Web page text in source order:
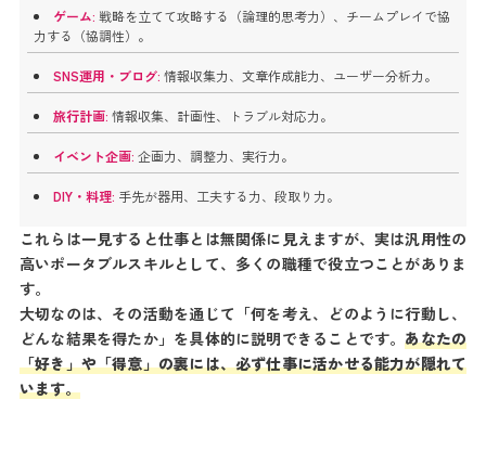
ゲーム: 戦略を立てて攻略する（論理的思考力）、チームプレイで協
力する（協調性）。
SNS運用・ブログ: 情報収集力、文章作成能力、ユーザー分析力。
旅行計画: 情報収集、計画性、トラブル対応力。
イベント企画: 企画力、調整力、実行力。
DIY・料理: 手先が器用、工夫する力、段取り力。
これらは一見すると仕事とは無関係に見えますが、実は汎用性の
高いポータブルスキルとして、多くの職種で役立つことがありま
す。
大切なのは、その活動を通じて「何を考え、どのように行動し、
どんな結果を得たか」を具体的に説明できることです。あなたの
「好き」や「得意」の裏には、必ず仕事に活かせる能力が隠れて
います。